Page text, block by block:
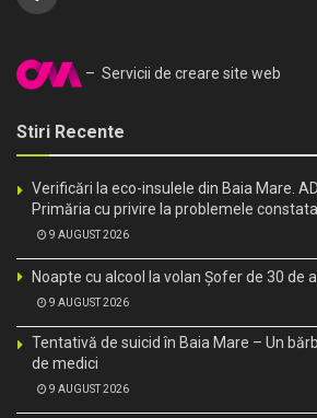
– Servicii de creare site web
Stiri Recente
Verificări la eco-insulele din Baia Mare.
Primăria cu privire la problemele
9 AUGUST 2026
Noapte cu alcool la volan Șofer de 30 de
9 AUGUST 2026
Tentativă de suicid în Baia Mare – Un
de medici
9 AUGUST 2026